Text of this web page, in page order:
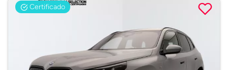
Certificado